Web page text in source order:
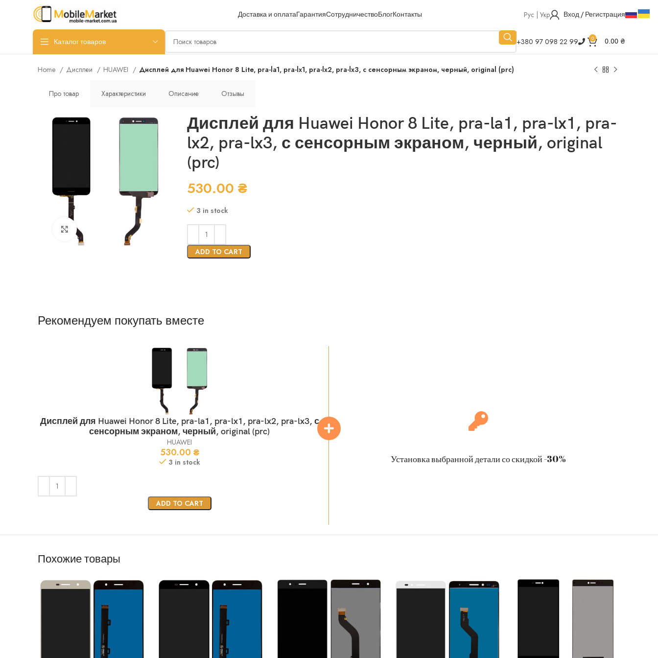
Доставка и оплатаГарантияСотрудничествоБлогКонтакты Рус | Укр Вход / Регистрация
Каталог товаров +380 97 098 22 99 0 0.00 ₴
Home Дисплеи HUAWEI Дисплей для Huawei Honor 8 Lite, pra-la1, pra-lx1, pra-lx2, pra-lx3, с сенсорным экраном, черный, original (prc)
Про товар Характеристики Описание Отзывы
Нажмите, чтобы увеличить
Дисплей для Huawei Honor 8 Lite, pra-la1, pra-lx1, pra-
lx2, pra-lx3, с сенсорным экраном, черный, original
(prc)
530.00 ₴
3 in stock
ADD TO CART
Рекомендуем покупать вместе
Дисплей для Huawei Honor 8 Lite, pra-la1, pra-lx1, pra-lx2, pra-lx3, с
сенсорным экраном, черный, original (prc)
HUAWEI
530.00 ₴
3 in stock
ADD TO CART
Установка выбранной детали со скидкой -30%
Похожие товары